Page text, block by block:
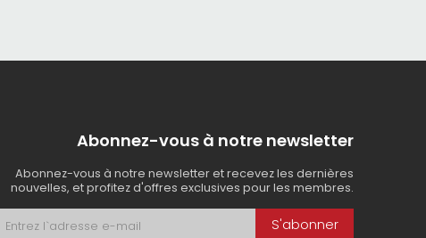
Abonnez-vous à notre newsletter
Abonnez-vous à notre newsletter et recevez les dernières
nouvelles, et profitez d'offres exclusives pour les membres.
S'abonner